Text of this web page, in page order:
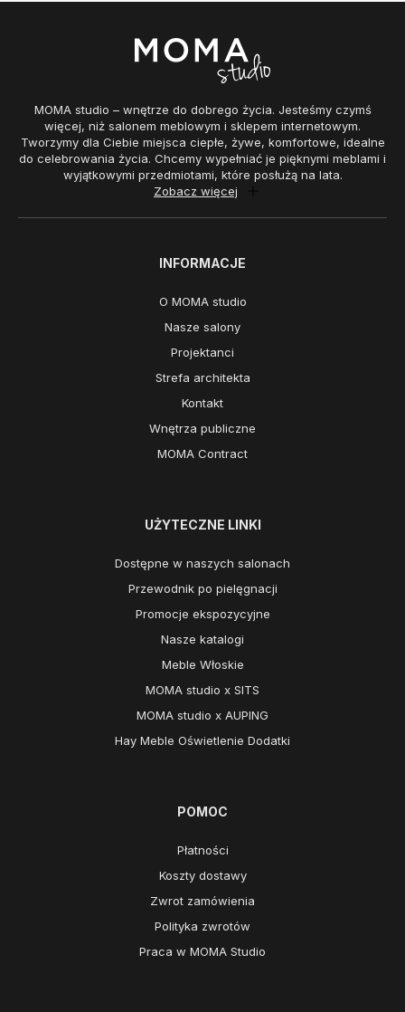
MOMA studio – wnętrze do dobrego życia. Jesteśmy czymś
więcej, niż salonem meblowym i sklepem internetowym.
Tworzymy dla Ciebie miejsca ciepłe, żywe, komfortowe, idealne
do celebrowania życia. Chcemy wypełniać je pięknymi meblami i
wyjątkowymi przedmiotami, które posłużą na lata.
Zobacz więcej
INFORMACJE
O MOMA studio
Nasze salony
Projektanci
Strefa architekta
Kontakt
Wnętrza publiczne
MOMA Contract
UŻYTECZNE LINKI
Dostępne w naszych salonach
Przewodnik po pielęgnacji
Promocje ekspozycyjne
Nasze katalogi
Meble Włoskie
MOMA studio x SITS
MOMA studio x AUPING
Hay Meble Oświetlenie Dodatki
POMOC
Płatności
Koszty dostawy
Zwrot zamówienia
Polityka zwrotów
Praca w MOMA Studio